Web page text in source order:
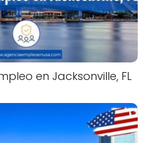
en Jacksonville, FL